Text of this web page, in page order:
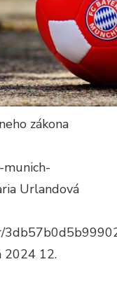
zákona
Urlandová
2024 12.